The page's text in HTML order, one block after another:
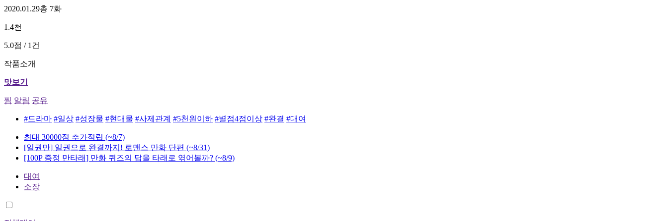
2020.01.29총 7화
1.4천
5.0점 / 1건
작품소개
맛보기
찜 알림 공유
#드라마 #일상 #성장물 #현대물 #사제관계 #5천원이하 #별점4점이상 #완결 #대여
최대 30000점 추가적립 (~8/7)
[일권만] 일권으로 완결까지! 로맨스 만화 단편 (~8/31)
[100P 증정 만타래] 만화 퀴즈의 답을 타래로 엮어볼까? (~8/9)
대여
소장